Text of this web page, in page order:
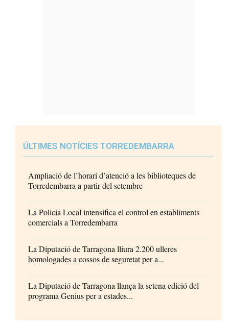
ÚLTIMES NOTÍCIES TORREDEMBARRA
Ampliació de l’horari d’atenció a les biblioteques de
Torredembarra a partir del setembre
La Policia Local intensifica el control en establiments
comercials a Torredembarra
La Diputació de Tarragona lliura 2.200 ulleres
homologades a cossos de seguretat per a...
La Diputació de Tarragona llança la setena edició del
programa Genius per a estades...